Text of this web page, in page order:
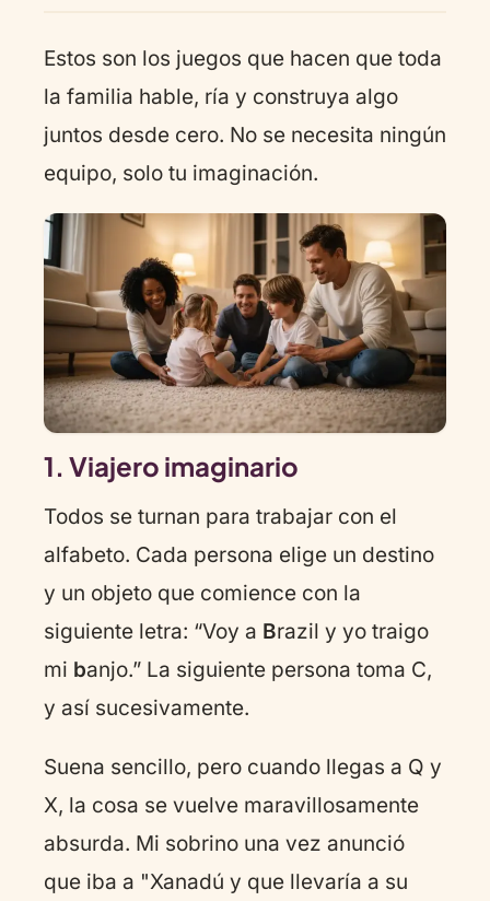
Estos son los juegos que hacen que toda
la familia hable, ría y construya algo
juntos desde cero. No se necesita ningún
equipo, solo tu imaginación.
1. Viajero imaginario
Todos se turnan para trabajar con el
alfabeto. Cada persona elige un destino
y un objeto que comience con la
siguiente letra: “Voy a Brazil y yo traigo
mi banjo.” La siguiente persona toma C,
y así sucesivamente.
Suena sencillo, pero cuando llegas a Q y
X, la cosa se vuelve maravillosamente
absurda. Mi sobrino una vez anunció
que iba a "Xanadú y que llevaría a su